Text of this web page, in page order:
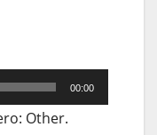
00:00
Other.